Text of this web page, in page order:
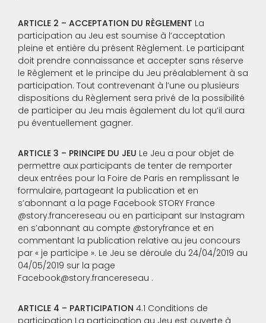
ARTICLE 2 – ACCEPTATION DU RÈGLEMENT La
participation au Jeu est soumise à l’acceptation
pleine et entière du présent Règlement. Le participant
doit prendre connaissance et accepter sans réserve
le Règlement et le principe du Jeu préalablement à sa
participation. Tout contrevenant à l’une ou plusieurs
dispositions du Règlement sera privé de la possibilité
de participer au Jeu mais également du lot qu’il aura
pu éventuellement gagner.
ARTICLE 3 – PRINCIPE DU JEU Le Jeu a pour objet de
permettre aux participants de tenter de remporter
deux entrées pour la Foire de Paris en remplissant le
formulaire, partageant la publication et en
s’abonnant a la page Facebook STORY France
@story.francereseau ou en participant sur Instagram
en s’abonnant au compte @storyfrance et en
commentant la publication relative au jeu concours
par « je participe ». Le Jeu se déroule du 24/04/2019 au
04/05/2019 sur la page
Facebook@story.francereseau .
ARTICLE 4 – PARTICIPATION 4.1 Conditions de